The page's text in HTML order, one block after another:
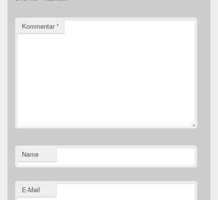
Kommentar*
Name
E-Mail